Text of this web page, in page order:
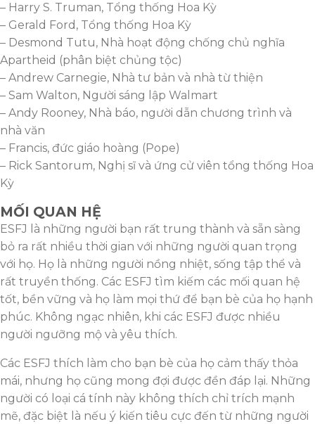
– Harry S. Truman, Tổng thống Hoa Kỳ
– Gerald Ford, Tổng thống Hoa Kỳ
– Desmond Tutu, Nhà hoạt động chống chủ nghĩa
Apartheid (phân biệt chủng tộc)
– Andrew Carnegie, Nhà tư bản và nhà từ thiện
– Sam Walton, Người sáng lập Walmart
– Andy Rooney, Nhà báo, người dẫn chương trình và
nhà văn
– Francis, đức giáo hoàng (Pope)
– Rick Santorum, Nghị sĩ và ứng cử viên tổng thống Hoa
Kỳ
MỐI QUAN HỆ
ESFJ là những người bạn rất trung thành và sẵn sàng
bỏ ra rất nhiều thời gian với những người quan trọng
với họ. Họ là những người nồng nhiệt, sống tập thể và
rất truyền thống. Các ESFJ tìm kiếm các mối quan hệ
tốt, bền vững và họ làm mọi thứ để bạn bè của họ hạnh
phúc. Không ngạc nhiên, khi các ESFJ được nhiều
người ngưỡng mộ và yêu thích.
Các ESFJ thích làm cho bạn bè của họ cảm thấy thỏa
mái, nhưng họ cũng mong đợi được đền đáp lại. Những
người có loại cá tính này không thích chỉ trích mạnh
mẽ, đặc biệt là nếu ý kiến ​​tiêu cực đến từ những người